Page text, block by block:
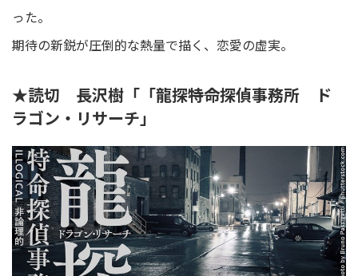
った。
期待の新鋭が圧倒的な熱量で描く、恋愛の虚実。
★読切 長沢樹「「龍探――特命探偵事務所 ド
ラゴン・リサーチ」